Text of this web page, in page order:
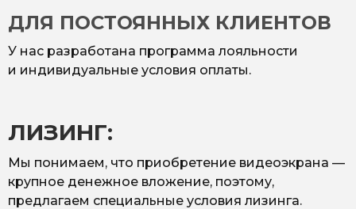
ДЛЯ ПОСТОЯННЫХ КЛИЕНТОВ
У нас разработана программа лояльности
и индивидуальные условия оплаты.
ЛИЗИНГ:
Мы понимаем, что приобретение видеоэкрана —
крупное денежное вложение, поэтому,
предлагаем специальные условия лизинга.